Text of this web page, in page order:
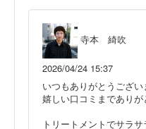
寺本 綺吹
2026/04/24 15:37
いつもありがとうござい
嬉しい口コミまでありが
トリートメントでサラ